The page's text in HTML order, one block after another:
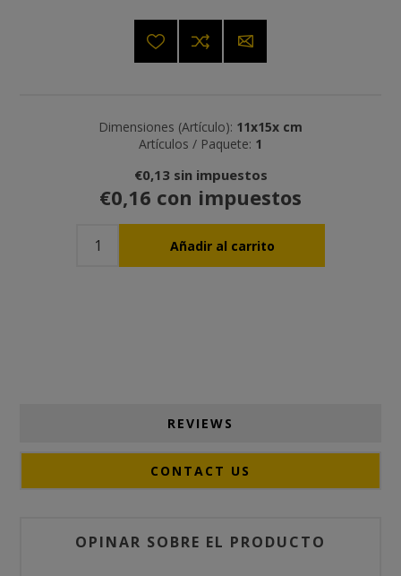
Dimensiones (Artículo): 11x15x cm
Artículos / Paquete: 1
€0,13 sin impuestos
€0,16 con impuestos
REVIEWS
CONTACT US
OPINAR SOBRE EL PRODUCTO